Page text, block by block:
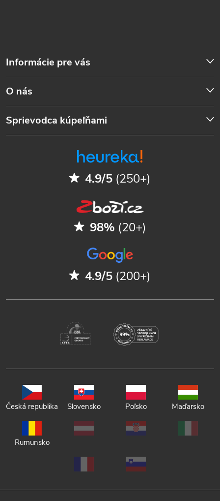
Informácie pre vás
O nás
Sprievodca kúpeľňami
4.9/5 (250+)
98% (20+)
4.9/5 (200+)
Česká republika Slovensko Poľsko Maďarsko
Rumunsko